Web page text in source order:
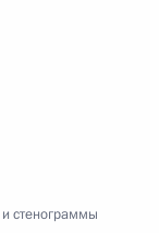
стенограммы